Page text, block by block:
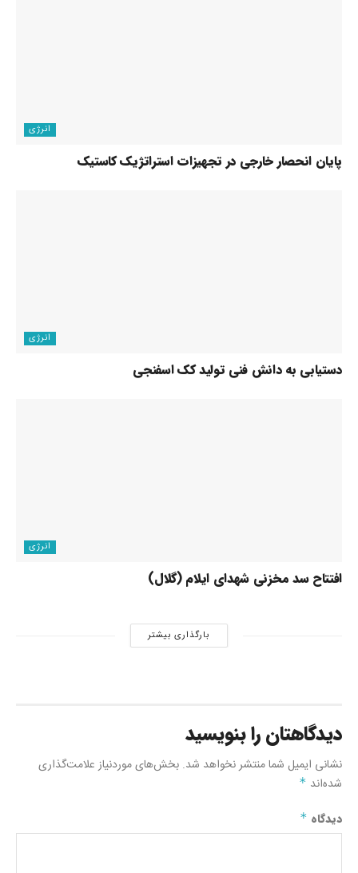
انرژی
پایان انحصار خارجی در تجهیزات استراتژیک کاستیک
انرژی
دستیابی به دانش فنی تولید کک اسفنجی
انرژی
افتتاح سد مخزنی شهدای ایلام (گلال)
بارگذاری بیشتر
دیدگاهتان را بنویسید
نشانی ایمیل شما منتشر نخواهد شد.بخش‌های موردنیاز علامت‌گذاری
شده‌اند*
دیدگاه*